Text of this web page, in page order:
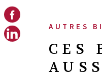
AUTRES
CES